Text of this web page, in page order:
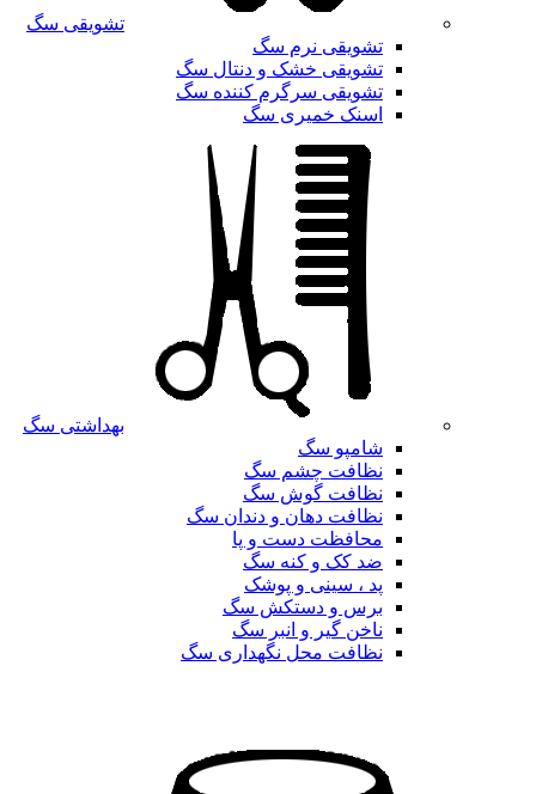
تشویقی سگ
تشویقی نرم سگ
تشویقی خشک و دنتال سگ
تشویقی سرگرم کننده سگ
اسنک خمیری سگ
بهداشتی سگ
شامپو سگ
نظافت چشم سگ
نظافت گوش سگ
نظافت دهان و دندان سگ
محافظت دست و پا
ضد کک و کنه سگ
پد ، سینی و پوشک
برس و دستکش سگ
ناخن گیر و انبر سگ
نظافت محل نگهداری سگ